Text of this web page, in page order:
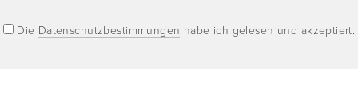
Die Datenschutzbestimmungen habe ich gelesen und akzeptiert.